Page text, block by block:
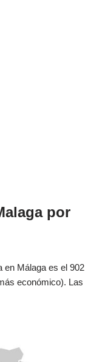
por
en Málaga es el 902
económico). Las